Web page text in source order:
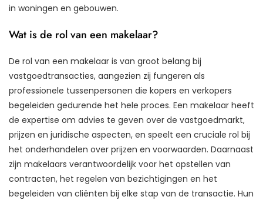
in woningen en gebouwen.
Wat is de rol van een makelaar?
De rol van een makelaar is van groot belang bij
vastgoedtransacties, aangezien zij fungeren als
professionele tussenpersonen die kopers en verkopers
begeleiden gedurende het hele proces. Een makelaar heeft
de expertise om advies te geven over de vastgoedmarkt,
prijzen en juridische aspecten, en speelt een cruciale rol bij
het onderhandelen over prijzen en voorwaarden. Daarnaast
zijn makelaars verantwoordelijk voor het opstellen van
contracten, het regelen van bezichtigingen en het
begeleiden van cliënten bij elke stap van de transactie. Hun